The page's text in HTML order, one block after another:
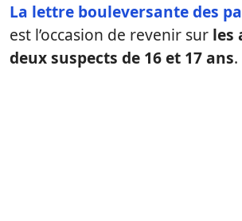
La lettre bouleversante des
est l’occasion de revenir sur les
deux suspects de 16 et 17 ans.